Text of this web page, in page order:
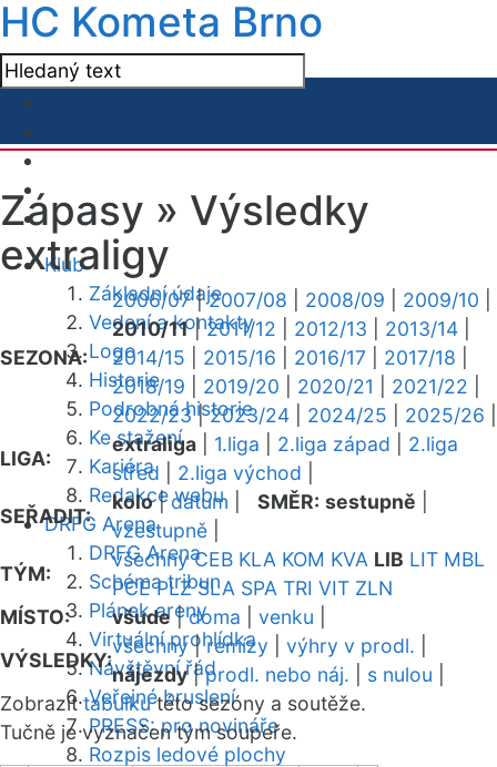
HC Kometa Brno
Klub
Základní údaje
Vedení a kontakty
Logo
Historie
Podrobná historie
Ke stažení
Kariéra
Redakce webu
DRFG Arena
DRFG Arena
Schéma tribun
Plánek areny
Virtuální prohlídka
Návštěvní řád
Veřejné bruslení
PRESS: pro novináře
Rozpis ledové plochy
Zápasy » Výsledky
extraligy
SEZONA:
2006/07|2007/08 2008/09 2009/10
2010/11|2011/12 2012/13 2013/14
2014/15
2015/16 2016/17 2017/18
2018/19
2019/20 2020/21 2021/22
2022/23|2023/24 2024/25 2025/26
LIGA:
extraliga 1.liga 2.liga západ
2.liga
střed
2.liga východ
SEŘADIT:
kolo|datum SMĚR: sestupně
vzestupně
TÝM:
všechny CEB KLA KOM KVA LIB LIT MBL
PCE PLZ SLA SPA TRI VIT ZLN
MÍSTO:
všude|doma venku
VÝSLEDKY:
všechny|remízy výhry v prodl.
nájezdy|prodl. nebo náj. s nulou
Zobrazittabulkutéto sezóny a soutěže.
Tučně je vyznačen tým soupeře.